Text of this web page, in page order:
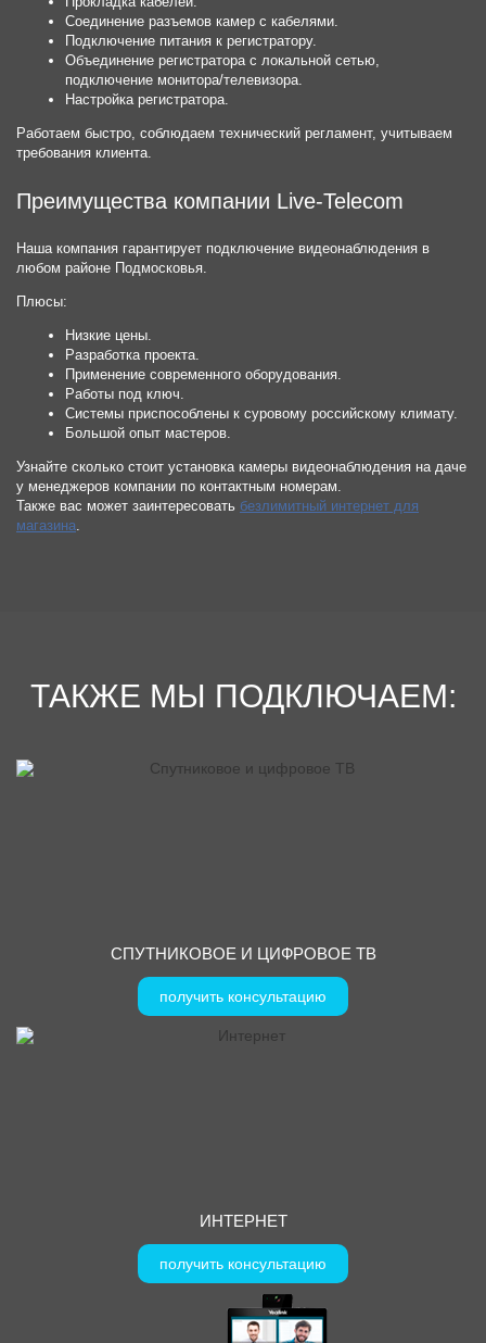
Соединение разъемов камер с кабелями.
Подключение питания к регистратору.
Объединение регистратора с локальной сетью,
подключение монитора/телевизора.
Настройка регистратора.
Работаем быстро, соблюдаем технический регламент, учитываем
требования клиента.
Преимущества компании Live-Telecom
Наша компания гарантирует подключение видеонаблюдения в
любом районе Подмосковья.
Плюсы:
Низкие цены.
Разработка проекта.
Применение современного оборудования.
Работы под ключ.
Системы приспособлены к суровому российскому климату.
Большой опыт мастеров.
Узнайте сколько стоит установка камеры видеонаблюдения на даче
у менеджеров компании по контактным номерам.
Также вас может заинтересовать безлимитный интернет для
магазина
ТАКЖЕ МЫ ПОДКЛЮЧАЕМ:
СПУТНИКОВОЕ И ЦИФРОВОЕ ТВ
получить консультацию
ИНТЕРНЕТ
получить консультацию